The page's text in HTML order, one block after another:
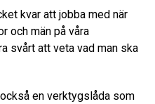
kvar att jobba med när
och män på våra
svårt att veta vad man ska
en verktygslåda som